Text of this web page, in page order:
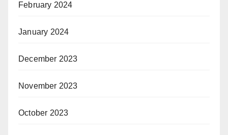
February 2024
January 2024
December 2023
November 2023
October 2023